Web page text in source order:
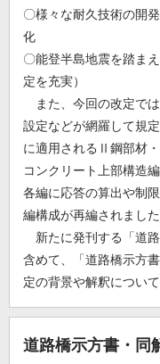
〇様々な耐久技術の開
化
〇能登半島地震を踏ま
定を充実）
また、今回の改定で
設定などが網羅して規
に適用されるⅡ鋼部材
コンクリート上部構造
各編に応答の算出や制
編構成が再編されました
新たに発刊する「道
含めて、「道路橋示方
定の背景や解釈につい
道路橋示方書・同